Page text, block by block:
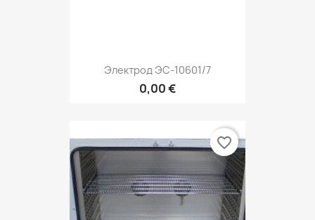
Электрод ЭС-10601/7
0,00 €
favorite_border